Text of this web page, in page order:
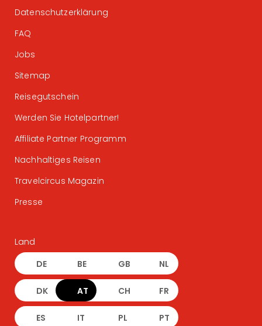
Datenschutzerklärung
FAQ
Jobs
Sitemap
Reisegutschein
Werden Sie Hotelpartner!
Affiliate Partner Programm
Nachhaltiges Reisen
Travelcircus Magazin
Presse
Land
DE BE GB NL
DK AT CH FR
ES IT PL PT